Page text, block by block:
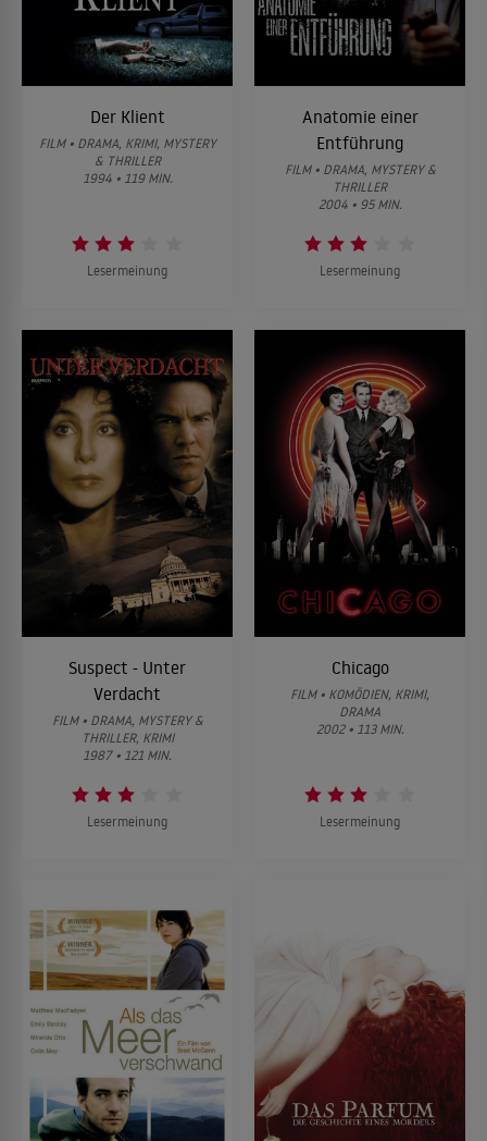
Der Klient
FILM • DRAMA, KRIMI, MYSTERY
& THRILLER
1994 • 119 MIN.
Lesermeinung
Anatomie einer
Entführung
FILM • DRAMA, MYSTERY &
THRILLER
2004 • 95 MIN.
Lesermeinung
Suspect - Unter
Verdacht
FILM • DRAMA, MYSTERY &
THRILLER, KRIMI
1987 • 121 MIN.
Lesermeinung
Chicago
FILM • KOMÖDIEN, KRIMI,
DRAMA
2002 • 113 MIN.
Lesermeinung